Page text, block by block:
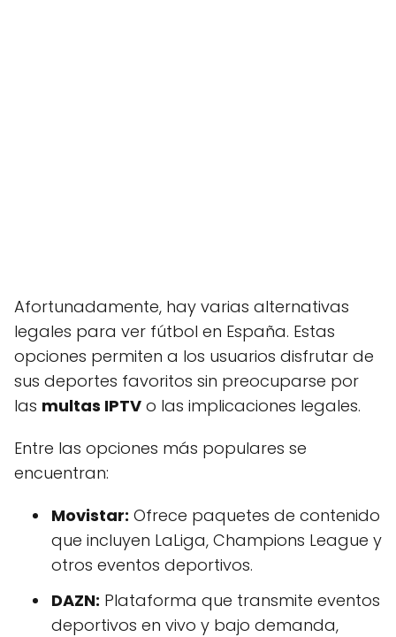
Afortunadamente, hay varias alternativas
legales para ver fútbol en España. Estas
opciones permiten a los usuarios disfrutar de
sus deportes favoritos sin preocuparse por
las multas IPTV o las implicaciones legales.
Entre las opciones más populares se
encuentran:
Movistar: Ofrece paquetes de contenido
que incluyen LaLiga, Champions League y
otros eventos deportivos.
DAZN: Plataforma que transmite eventos
deportivos en vivo y bajo demanda,